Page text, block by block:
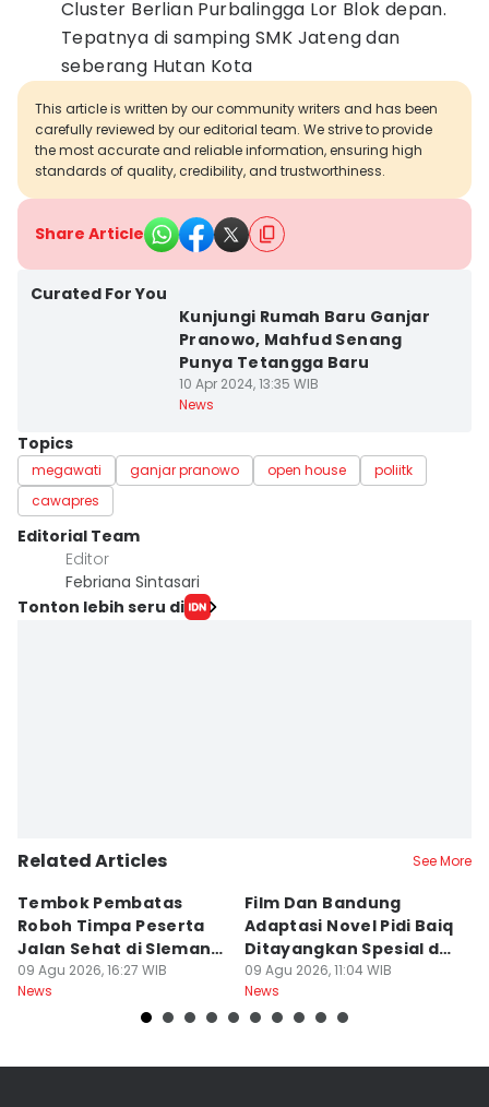
Cluster Berlian Purbalingga Lor Blok depan.
Tepatnya di samping SMK Jateng dan
seberang Hutan Kota
This article is written by our community writers and has been
carefully reviewed by our editorial team. We strive to provide
the most accurate and reliable information, ensuring high
standards of quality, credibility, and trustworthiness.
Share Article
Curated For You
Kunjungi Rumah Baru Ganjar
Pranowo, Mahfud Senang
Punya Tetangga Baru
10 Apr 2024, 13:35 WIB
News
Topics
megawati ganjar pranowo open house
poliitk
cawapres
Editorial Team
Editor
Febriana Sintasari
Tonton lebih seru di
Related Articles See More
Tembok Pembatas
Roboh Timpa Peserta
Jalan Sehat di Sleman,
10 Orang Luka
09 Agu 2026, 16:27 WIB
News
Film Dan Bandung
Adaptasi Novel Pidi Baiq
Ditayangkan Spesial di
Jogja
09 Agu 2026, 11:04 WIB
News